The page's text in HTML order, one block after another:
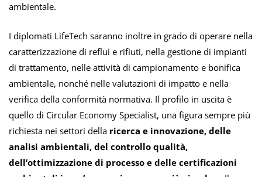
ambientale.
I diplomati LifeTech saranno inoltre in grado di operare nella
caratterizzazione di reflui e rifiuti, nella gestione di impianti
di trattamento, nelle attività di campionamento e bonifica
ambientale, nonché nelle valutazioni di impatto e nella
verifica della conformità normativa. Il profilo in uscita è
quello di Circular Economy Specialist, una figura sempre più
richiesta nei settori della ricerca e innovazione, delle
analisi ambientali, del controllo qualità,
dell’ottimizzazione di processo e delle certificazioni